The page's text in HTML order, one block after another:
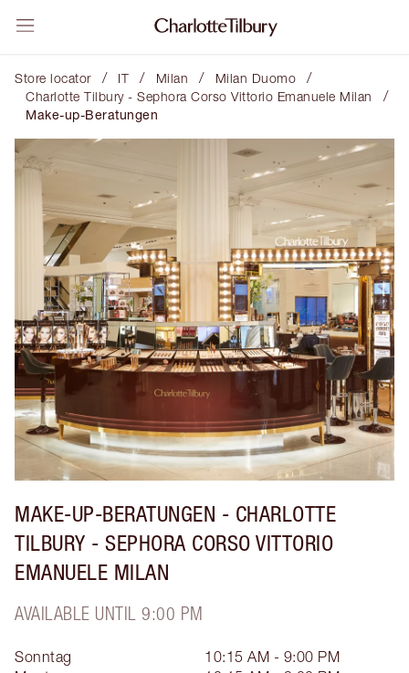
Store locator / IT / Milan / Milan Duomo /
Charlotte Tilbury - Sephora Corso Vittorio Emanuele Milan /
Make-up-Beratungen
MAKE-UP-BERATUNGEN - CHARLOTTE
TILBURY - SEPHORA CORSO VITTORIO
EMANUELE MILAN
AVAILABLE UNTIL 9:00 PM
Sonntag
10:15 AM - 9:00 PM